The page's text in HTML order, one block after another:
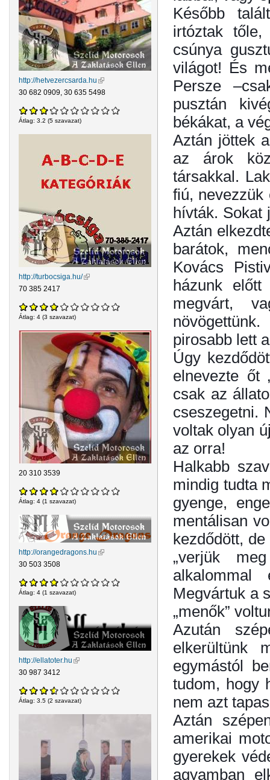
http://hetvezercsarda.hu (külső hivatkozás)
30 682 0909, 30 635 5498
Átlag: 3.2 (5 szavazat)
http://turbocsiga.hu/(külső hivatkozás)
70 385 2417
Átlag: 4 (3 szavazat)
20 310 3539
Átlag: 4 (1 szavazat)
http://orangedragons.hu (külső hivatkozás)
30 503 3508
Átlag: 4 (1 szavazat)
http://ellatoter.hu (külső hivatkozás)
30 987 3412
Átlag: 3.5 (2 szavazat)
Később
irtóztak
csúnya
világot! És
Persze
pusztán
békákat, a
Aztán jöttek
az árok
társakkal.
fiú, nevezzük
hívták. Sokat
Aztán
barátok,
Kovács
házunk
megvárt,
pirosabb lett
Úgy
elnevezte őt
csak az
cseszegetni.
voltak olyan
az orra!
Halkabb
mindig tudta
gyenge,
mentálisan
kezdődött,
„verjük
Megvártuk a
„menők”
Azután
elkerültünk
egymástól
tudom, hogy
nem azt
Aztán
amerikai
gyerekek
agyamban